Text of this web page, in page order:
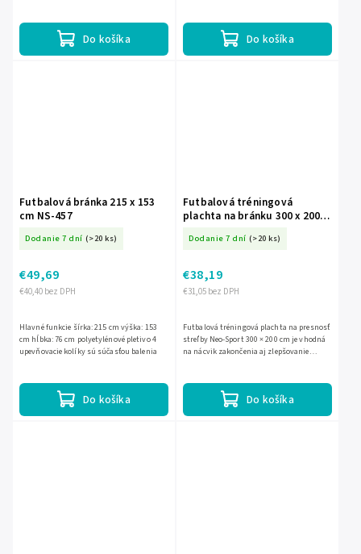
Do košíka Do košíka
Futbalová bránka 215 x 153
cm NS-457
Dodanie 7 dní (>20 ks)
€40,40 bez DPH
€49,69
Do košíka
Hlavné funkcie šírka: 215 cm výška: 153
cm hĺbka: 76 cm polyetylénové pletivo 4
upevňovacie kolíky sú súčasťou balenia
Futbalová tréningová
plachta na bránku 300 x 200
Dodanie 7 dní (>20 ks)
€31,05 bez DPH
€38,19
Do košíka
Futbalová tréningová plachta na presnosť
streľby Neo-Sport 300 × 200 cm je vhodná
na nácvik zakončenia aj zlepšovanie